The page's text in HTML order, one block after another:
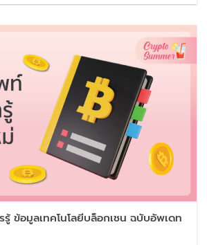
ข้อมูลเทคโนโลยีบล็อกเชน ฉบับอัพเดท